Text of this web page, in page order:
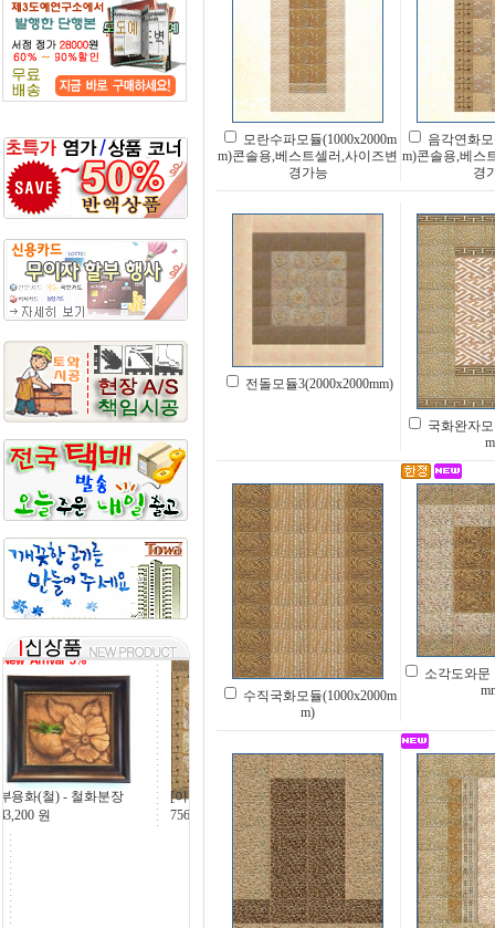
부용화(철) - 철화분장
43,200
모란수파모듈(1000x2000m
m)콘솔용,베스트셀러,사이즈변
경가능
음각연화
m)콘솔용,베스
경
전돌모듈3(2000x2000mm)
국화완자
수직국화모듈(1000x2000m
m)
소각도와문